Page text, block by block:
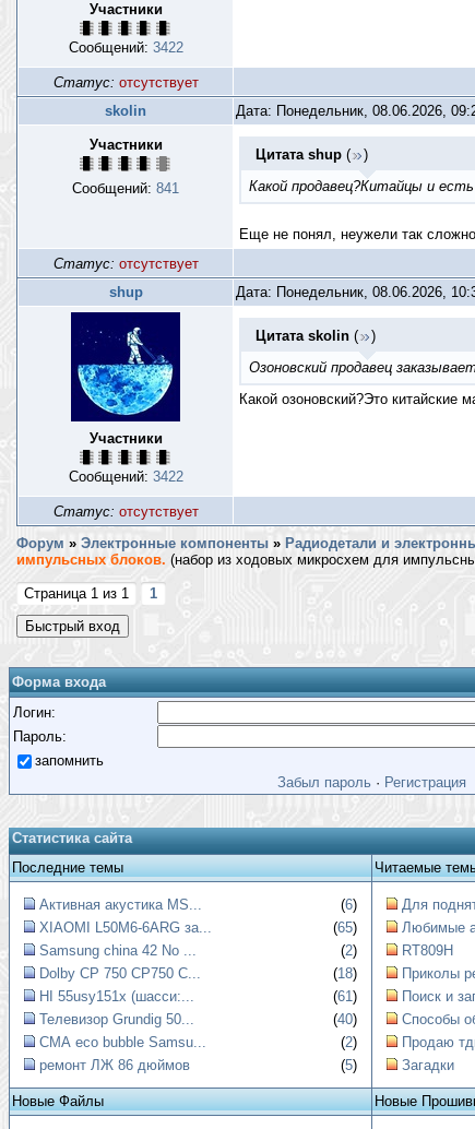
Участники
Сообщений: 3422
Статус: отсутствует
skolin
Дата: Понедельник, 08.06.2026,
Участники
Сообщений: 841
Цитата shup (
)
Какой продавец?Китайцы и
Еще не понял, неужели так
Статус: отсутствует
shup
Дата: Понедельник, 08.06.2026,
Участники
Сообщений: 3422
Цитата skolin (
)
Озоновский продавец
Какой озоновский?Это
Статус: отсутствует
Форум » Электронные компоненты » Радиодетали и
импульсных блоков. (набор из ходовых микросхем для
Страница 1 из 1
1
Форма входа
Логин:
Пароль:
запомнить
Забыл пароль · Регистрация
Статистика сайта
Последние темы
Читаемые
Активная акустика MS... (6)
XIAOMI L50M6-6ARG за...
(65)
Samsung china 42 No ...
(2)
Dolby CP 750 CP750 C...
(18)
HI 55usy151x (шасси:...
(61)
Телевизор Grundig 50...
(40)
СМА eco bubble Samsu...
(2)
ремонт ЛЖ 86 дюймов
(5)
Для
Любимые
RT809H
Приколы
Поиск и
Способы
Продаю
Загадки
Новые Файлы Новые